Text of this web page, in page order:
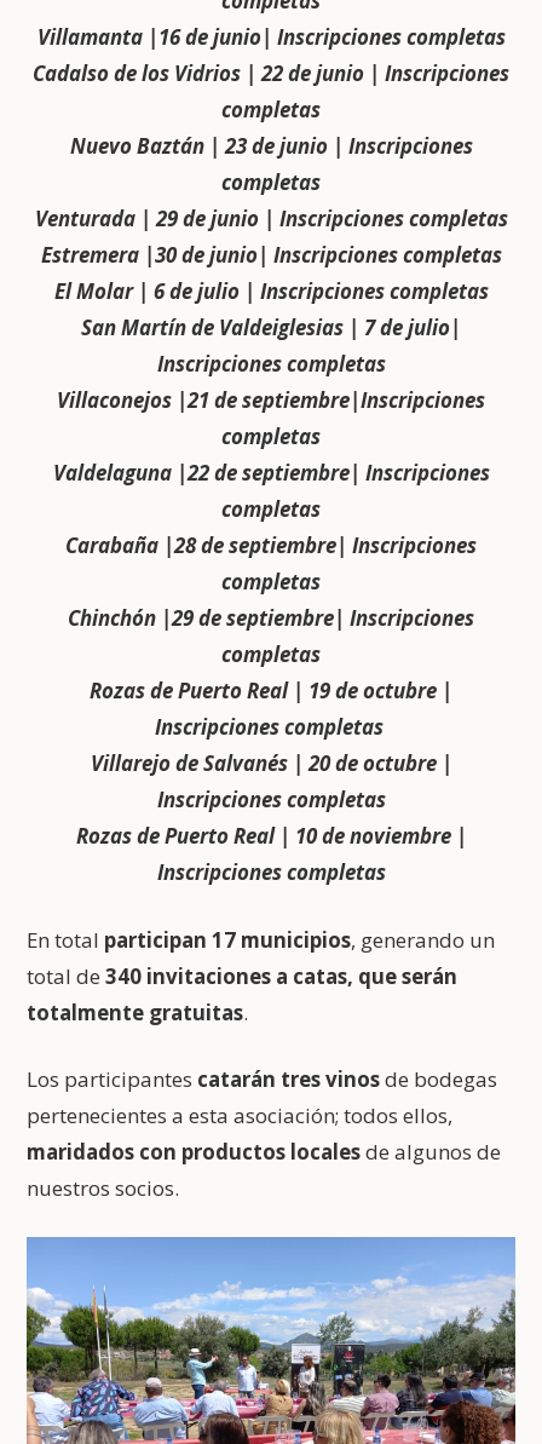
Villamanta |16 de junio| Inscripciones completas
Cadalso de los Vidrios | 22 de junio | Inscripciones
completas
Nuevo Baztán | 23 de junio | Inscripciones
completas
Venturada | 29 de junio | Inscripciones completas
Estremera |30 de junio| Inscripciones completas
El Molar | 6 de julio | Inscripciones completas
San Martín de Valdeiglesias | 7 de julio|
Inscripciones completas
Villaconejos |21 de septiembre|Inscripciones
completas
Valdelaguna |22 de septiembre| Inscripciones
completas
Carabaña |28 de septiembre| Inscripciones
completas
Chinchón |29 de septiembre| Inscripciones
completas
Rozas de Puerto Real | 19 de octubre |
Inscripciones completas
Villarejo de Salvanés | 20 de octubre |
Inscripciones completas
Rozas de Puerto Real | 10 de noviembre |
Inscripciones completas
En total participan 17 municipios, generando un
total de340 invitaciones a catas, que serán
totalmente gratuitas.
Los participantes catarán tres vinosde bodegas
pertenecientes a esta asociación; todos ellos,
maridados con productos localesde algunos de
nuestros socios.